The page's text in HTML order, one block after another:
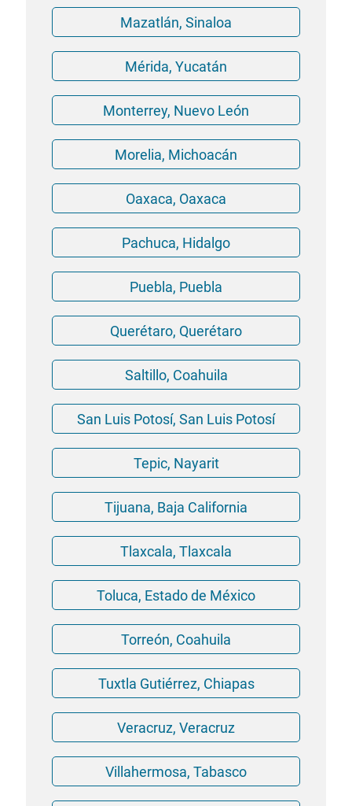
Mazatlán, Sinaloa
Mérida, Yucatán
Monterrey, Nuevo León
Morelia, Michoacán
Oaxaca, Oaxaca
Pachuca, Hidalgo
Puebla, Puebla
Querétaro, Querétaro
Saltillo, Coahuila
San Luis Potosí, San Luis Potosí
Tepic, Nayarit
Tijuana, Baja California
Tlaxcala, Tlaxcala
Toluca, Estado de México
Torreón, Coahuila
Tuxtla Gutiérrez, Chiapas
Veracruz, Veracruz
Villahermosa, Tabasco